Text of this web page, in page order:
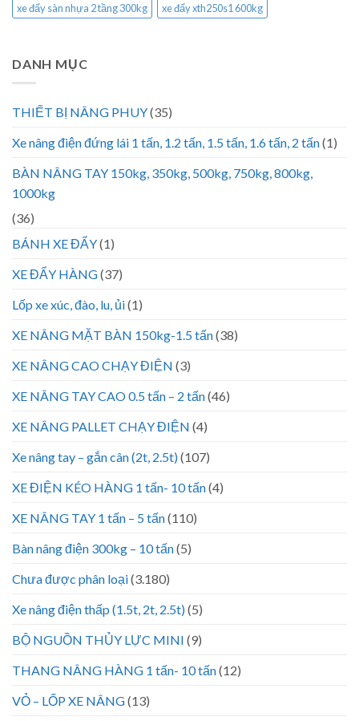
xe đẩy sàn nhựa 2 tầng 300kg
xe đẩy xth250s1 600kg
DANH MỤC
THIẾT BỊ NÂNG PHUY(35)
Xe nâng điện đứng lái 1 tấn, 1.2 tấn, 1.5 tấn, 1.6 tấn, 2 tấn(1)
BÀN NÂNG TAY 150kg, 350kg, 500kg, 750kg, 800kg,
1000kg
(36)
BÁNH XE ĐẨY(1)
XE ĐẨY HÀNG(37)
Lốp xe xúc, đào, lu, ủi(1)
XE NÂNG MẶT BÀN 150kg-1.5 tấn(38)
XE NÂNG CAO CHẠY ĐIỆN (3)
XE NÂNG TAY CAO 0.5 tấn – 2 tấn(46)
XE NÂNG PALLET CHẠY ĐIỆN (4)
Xe nâng tay – gắn cân (2t, 2.5t)(107)
XE ĐIỆN KÉO HÀNG 1 tấn- 10 tấn(4)
XE NÂNG TAY 1 tấn – 5 tấn(110)
Bàn nâng điện 300kg – 10 tấn(5)
Chưa được phân loại(3.180)
Xe nâng điện thấp (1.5t, 2t, 2.5t)(5)
BỘ NGUỒN THỦY LỰC MINI (9)
THANG NÂNG HÀNG 1 tấn- 10 tấn(12)
VỎ – LỐP XE NÂNG(13)